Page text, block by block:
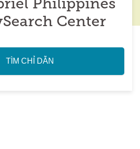
Philippines
Center
TÌM CHỈ DẪN